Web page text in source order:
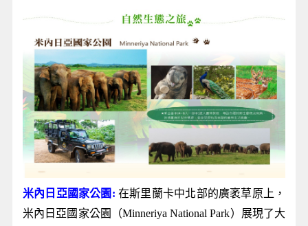
米內日亞國家公園: 在斯里蘭卡中北部的廣袤草原上，
米內日亞國家公園（Minneriya National Park）展現了大